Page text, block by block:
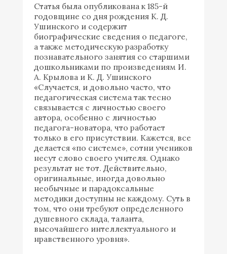
Статья была опубликована к 185-й
годовщине со дня рождения К. Д.
Ушинского и содержит
биографические сведения о педагоге,
а также методическую разработку
познавательного занятия со старшими
дошкольниками по произведениям И.
А. Крылова и К. Д. Ушинского
«Случается, и довольно часто, что
педагогическая система так тесно
связывается с личностью своего
автора, особенно с личностью
педагога-новатора, что работает
только в его присутствии. Кажется, все
делается «по системе», сотни учеников
несут слово своего учителя. Однако
результат не тот. Действительно,
оригинальные, иногда довольно
необычные и парадоксальные
методики доступны не каждому. Суть в
том, что они требуют определенного
душевного склада, таланта,
высочайшего интеллектуального и
нравственного уровня».